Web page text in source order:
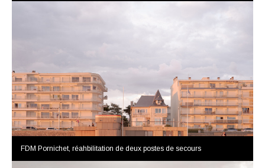
FDM Pornichet, réahbilitation de deux postes de secours